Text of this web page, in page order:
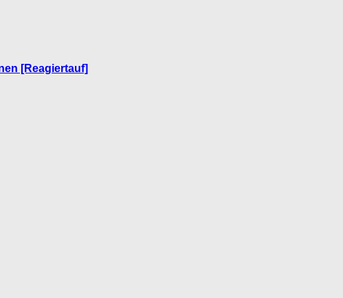
[Reagiertauf]